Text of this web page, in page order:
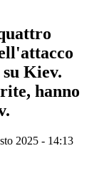
Kiev.
hanno
2025 - 14:13